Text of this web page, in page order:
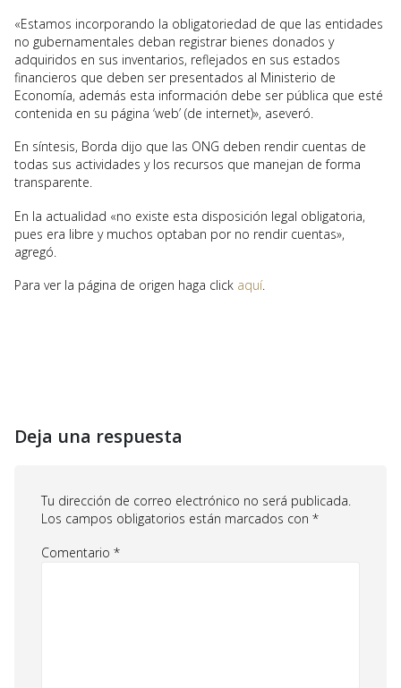
«Estamos incorporando la obligatoriedad de que las entidades
no gubernamentales deban registrar bienes donados y
adquiridos en sus inventarios, reflejados en sus estados
financieros que deben ser presentados al Ministerio de
Economía, además esta información debe ser pública que esté
contenida en su página ‘web’ (de internet)», aseveró.
En síntesis, Borda dijo que las ONG deben rendir cuentas de
todas sus actividades y los recursos que manejan de forma
transparente.
En la actualidad «no existe esta disposición legal obligatoria,
pues era libre y muchos optaban por no rendir cuentas»,
agregó.
Para ver la página de origen haga click aquí.
Deja una respuesta
Tu dirección de correo electrónico no será publicada.
Los campos obligatorios están marcados con *
Comentario *